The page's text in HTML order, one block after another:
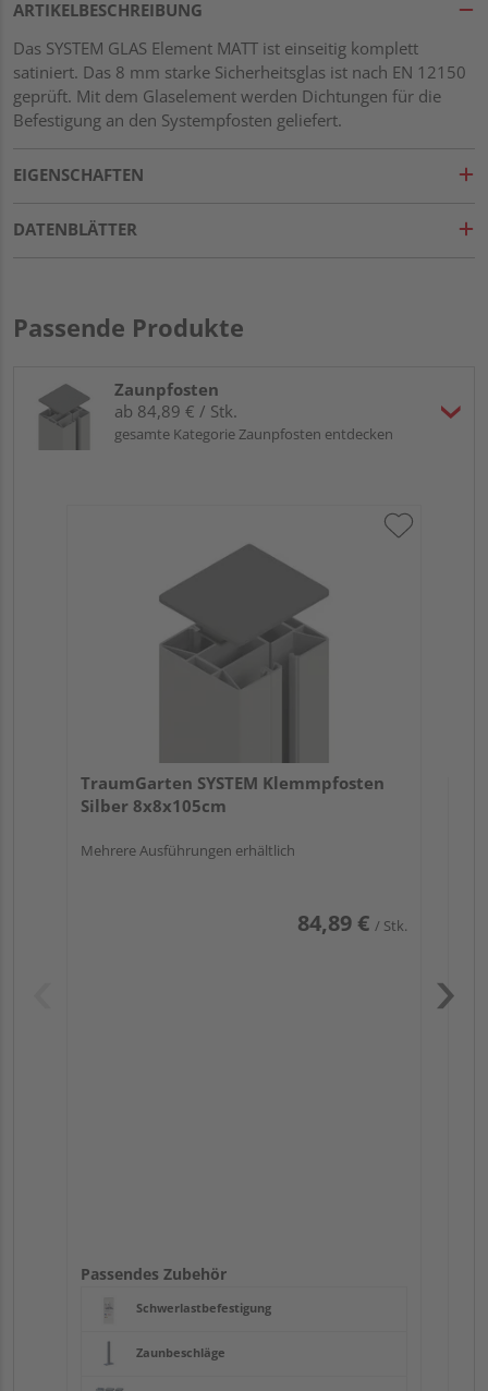
ARTIKELBESCHREIBUNG
Das SYSTEM GLAS Element MATT ist einseitig komplett
satiniert. Das 8 mm starke Sicherheitsglas ist nach EN 12150
geprüft. Mit dem Glaselement werden Dichtungen für die
Befestigung an den Systempfosten geliefert.
EIGENSCHAFTEN
DATENBLÄTTER
Passende Produkte
Zaunpfosten
ab 84,89 € / Stk.
gesamte Kategorie Zaunpfosten entdecken
TraumGarten SYSTEM Klemmpfosten
Silber 8x8x105cm
Mehrere Ausführungen erhältlich
84,89 € / Stk.
Passendes Zubehör
Schwerlastbefestigung
Zaunbeschläge